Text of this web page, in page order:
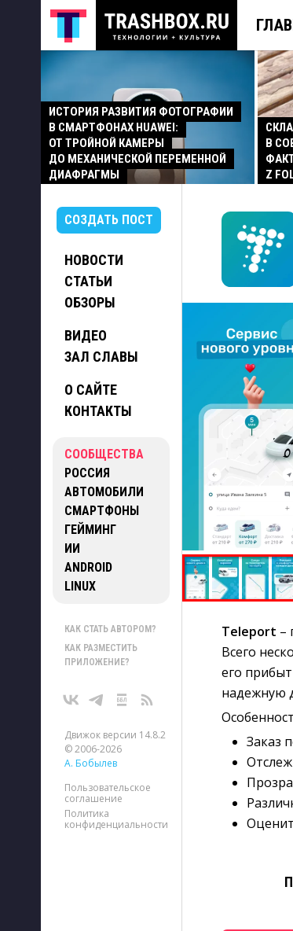
ИСТОРИЯ РАЗВИТИЯ ФОТОГРАФИИ
В СМАРТФОНАХ HUAWEI:
ОТ ТРОЙНОЙ КАМЕРЫ
ДО МЕХАНИЧЕСКОЙ ПЕРЕМЕННОЙ
ДИАФРАГМЫ
В
Z
СОЗДАТЬ ПОСТ
НОВОСТИ
СТАТЬИ
ОБЗОРЫ
ВИДЕО
ЗАЛ СЛАВЫ
О САЙТЕ
КОНТАКТЫ
СООБЩЕСТВА
РОССИЯ
АВТОМОБИЛИ
СМАРТФОНЫ
ГЕЙМИНГ
ИИ
ANDROID
LINUX
КАК СТАТЬ АВТОРОМ?
КАК РАЗМЕСТИТЬ
ПРИЛОЖЕНИЕ?
Движок версии 14.8.2
© 2006-2026
А. Бобылев
Пользовательское
соглашение
Политика
конфиденциальности
Teleport –
Всего
его
надежную
Заказ